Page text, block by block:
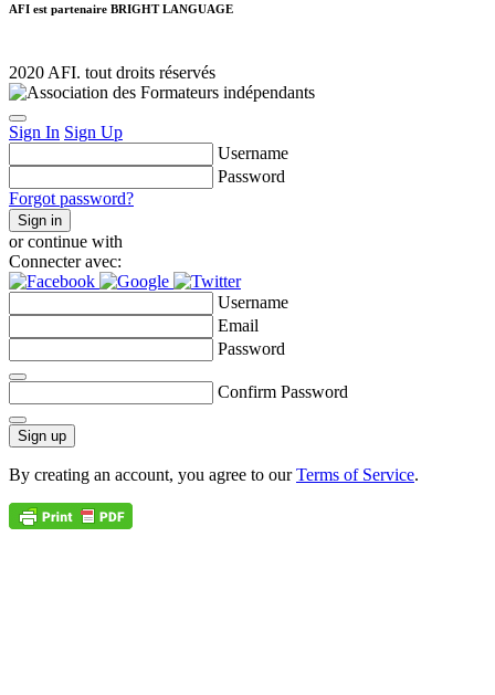
AFI est partenaire BRIGHT LANGUAGE
2020 AFI. tout droits réservés
Sign In Sign Up
Username
Password
Forgot password?
Sign in
or continue with
Connecter avec:
Username
Email
Password
Confirm Password
Sign up
By creating an account, you agree to ourTerms of Service.